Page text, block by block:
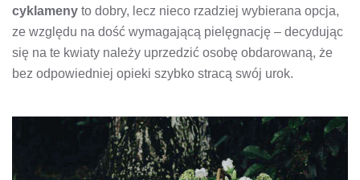
cyklameny to dobry, lecz nieco rzadziej wybierana opcja,
ze względu na dość wymagającą pielęgnację – decydując
się na te kwiaty należy uprzedzić osobę obdarowaną, że
bez odpowiedniej opieki szybko stracą swój urok.